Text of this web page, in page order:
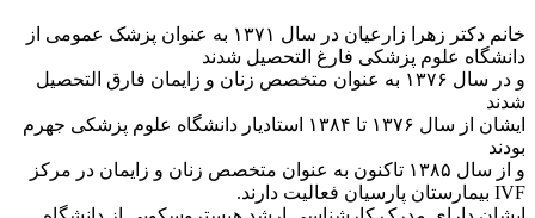
خانم دکتر زهرا زارعیان در سال ۱۳۷۱ به عنوان پزشک عمومی از
دانشگاه علوم پزشکی فارغ التحصیل شدند
و در سال ۱۳۷۶ به عنوان متخصص زنان و زایمان فارق التحصیل
شدند
ایشان از سال ۱۳۷۶ تا ۱۳۸۴ استادیار دانشگاه علوم پزشکی جهرم
بودند
و از سال ۱۳۸۵ تاکنون به عنوان متخصص زنان و زایمان در مرکز
IVF بیمارستان پارسیان فعالیت دارند.